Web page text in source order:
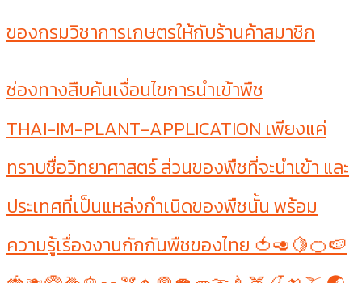
ของกรมวิชาการเกษตรให้กับร้านค้าสมาชิก
ช่องทางสืบค้นเงื่อนไขการนำเข้าพืช
THAI-IM-PLANT-APPLICATION เพียงแค่
ทราบชื่อวิทยาศาสตร์ ส่วนของพืชที่จะนำเข้า และ
ประเทศที่เป็นแหล่งกำเนิดของพืชนั้น พร้อม
ความรู้เรื่องงานกักกันพืชของไทย 🍅🥑🍋🍊🍉